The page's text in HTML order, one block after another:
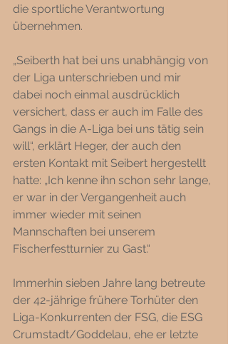
die sportliche Verantwortung
übernehmen.
„Seiberth hat bei uns unabhängig von
der Liga unterschrieben und mir
dabei noch einmal ausdrücklich
versichert, dass er auch im Falle des
Gangs in die A-Liga bei uns tätig sein
will“, erklärt Heger, der auch den
ersten Kontakt mit Seibert hergestellt
hatte: „Ich kenne ihn schon sehr lange,
er war in der Vergangenheit auch
immer wieder mit seinen
Mannschaften bei unserem
Fischerfestturnier zu Gast.“
Immerhin sieben Jahre lang betreute
der 42-jährige frühere Torhüter den
Liga-Konkurrenten der FSG, die ESG
Crumstadt/Goddelau, ehe er letzte